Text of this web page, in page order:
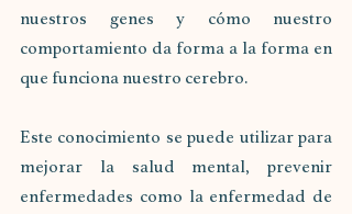
nuestros genes y cómo nuestro
comportamiento da forma a la forma en
que funciona nuestro cerebro.
Este conocimiento se puede utilizar para
mejorar la salud mental, prevenir
enfermedades como la enfermedad de